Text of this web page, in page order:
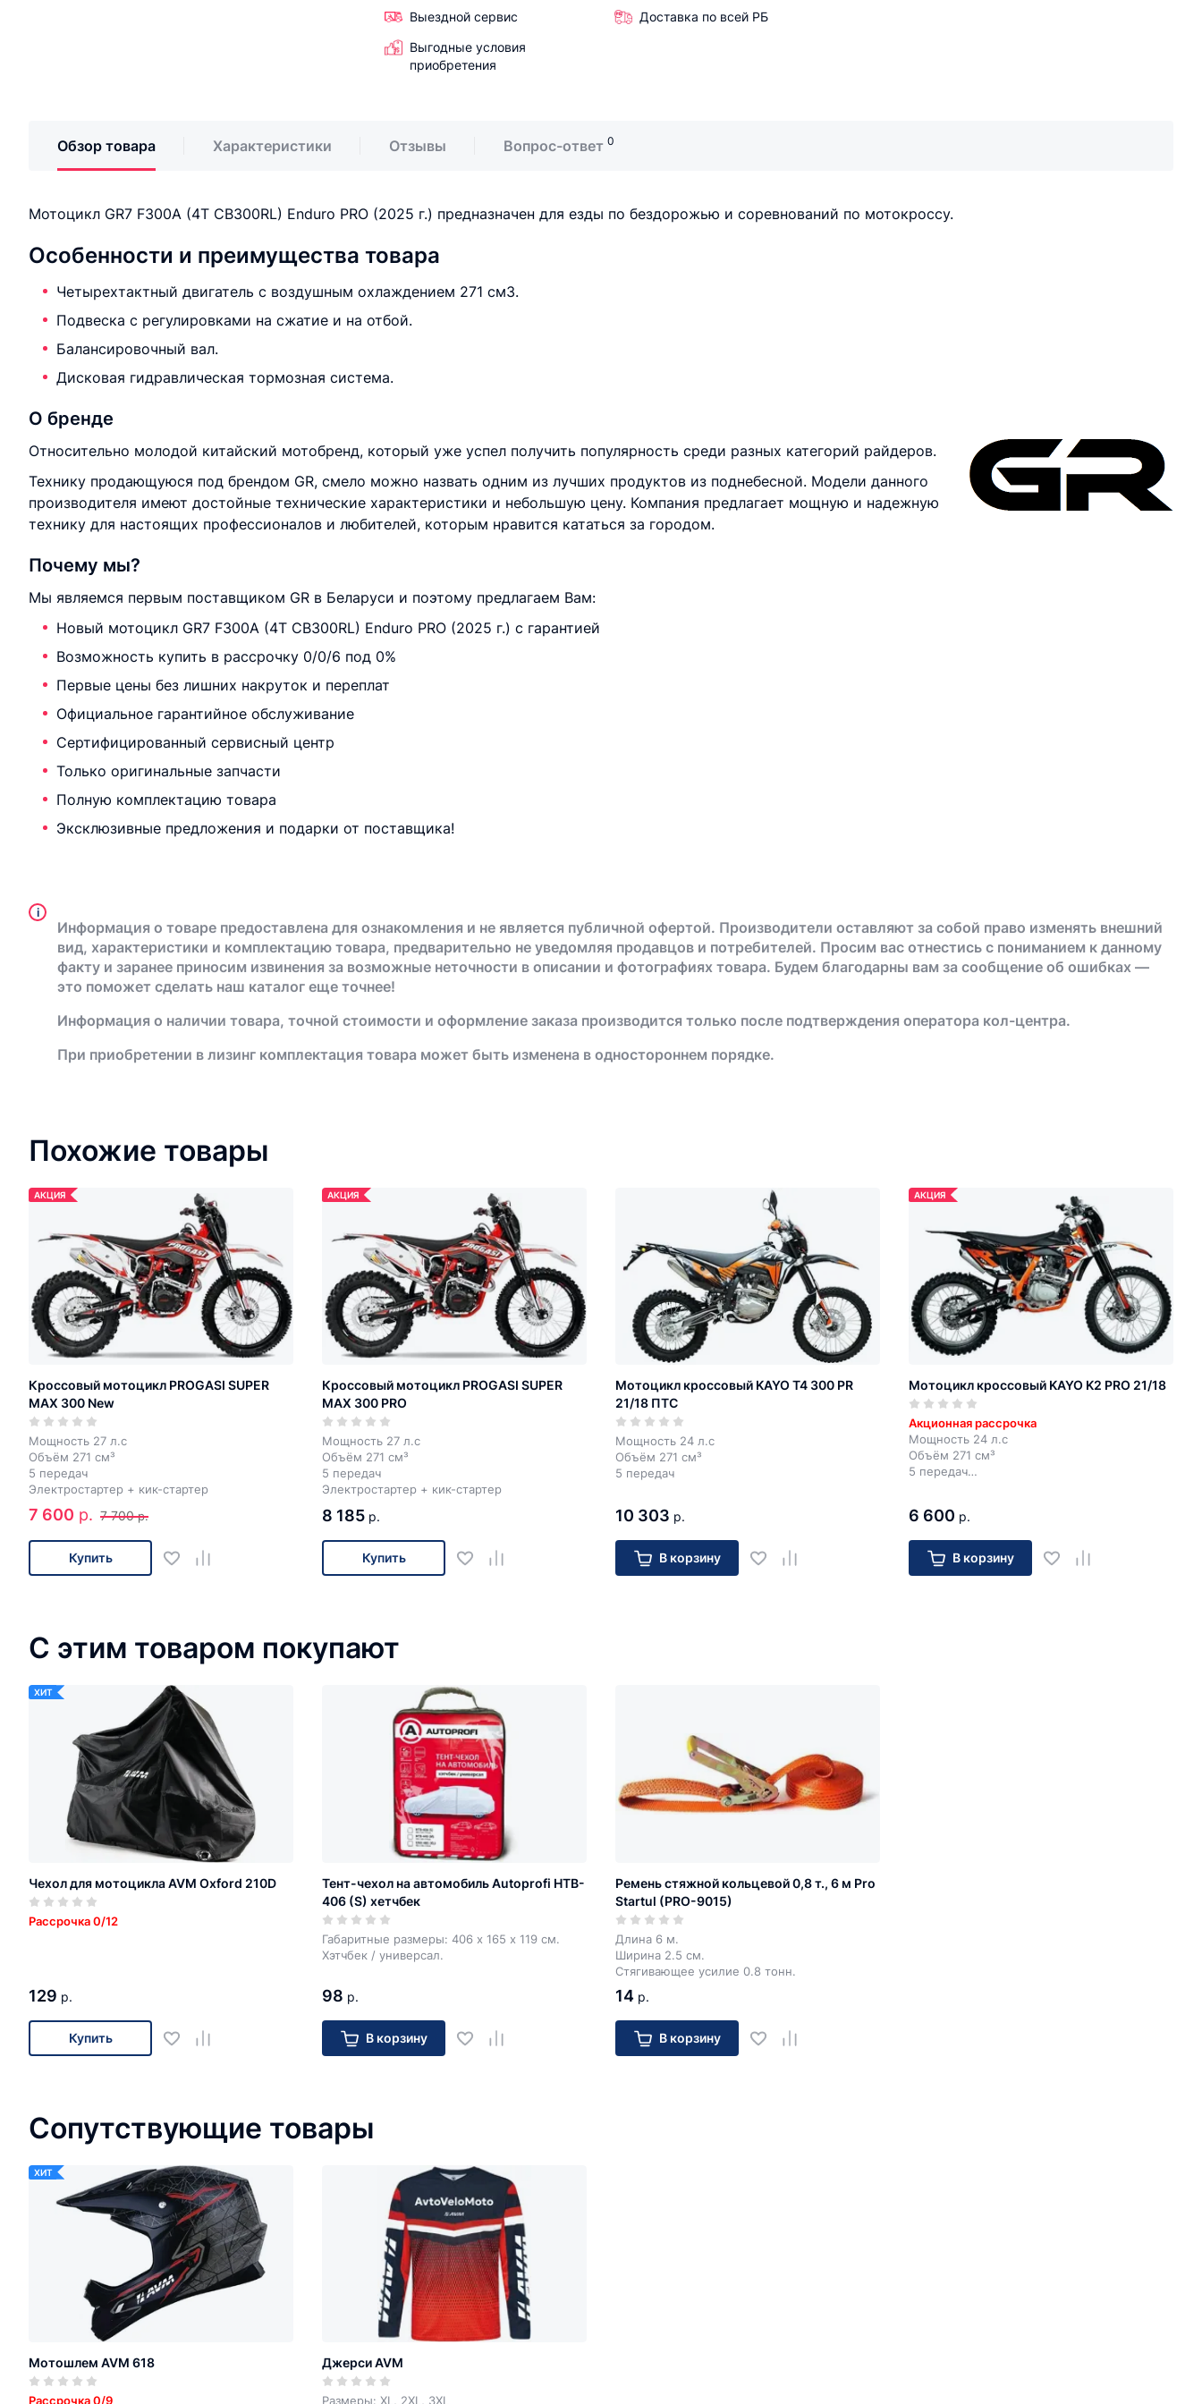
Выездной сервис
Доставка по всей РБ
Выгодные условия
приобретения
Обзор товара Характеристики Отзывы Вопрос-ответ 0
Мотоцикл GR7 F300A (4T CB300RL) Enduro PRO (2025 г.) предназначен для езды по бездорожью и соревнований по мотокроссу.
Особенности и преимущества товара
Четырехтактный двигатель с воздушным охлаждением 271 см3.
Подвеска с регулировками на сжатие и на отбой.
Балансировочный вал.
Дисковая гидравлическая тормозная система.
О бренде
Относительно молодой китайский мотобренд, который уже успел получить популярность среди разных категорий райдеров.
Технику продающуюся под брендом GR, смело можно назвать одним из лучших продуктов из поднебесной. Модели данного
производителя имеют достойные технические характеристики и небольшую цену. Компания предлагает мощную и надежную
технику для настоящих профессионалов и любителей, которым нравится кататься за городом.
Почему мы?
Мы являемся первым поставщиком GR в Беларуси и поэтому предлагаем Вам:
Новый мотоцикл GR7 F300A (4T CB300RL) Enduro PRO (2025 г.) с гарантией
Возможность купить в рассрочку 0/0/6 под 0%
Первые цены без лишних накруток и переплат
Официальное гарантийное обслуживание
Сертифицированный сервисный центр
Только оригинальные запчасти
Полную комплектацию товара
Эксклюзивные предложения и подарки от поставщика!
i
Информация о товаре предоставлена для ознакомления и не является публичной офертой. Производители оставляют за собой право изменять внешний
вид, характеристики и комплектацию товара, предварительно не уведомляя продавцов и потребителей. Просим вас отнестись с пониманием к данному
факту и заранее приносим извинения за возможные неточности в описании и фотографиях товара. Будем благодарны вам за сообщение об ошибках —
это поможет сделать наш каталог еще точнее!
Информация о наличии товара, точной стоимости и оформление заказа производится только после подтверждения оператора кол-центра.
При приобретении в лизинг комплектация товара может быть изменена в одностороннем порядке.
Похожие товары
АКЦИЯ
Кроссовый мотоцикл PROGASI SUPER
MAX 300 New
Мощность 27 л.с
Объём 271 см³
5 передач
Электростартер + кик-стартер
7 600 р. 7 700 р.
Купить
АКЦИЯ
Кроссовый мотоцикл PROGASI SUPER
MAX 300 PRO
Мощность 27 л.с
Объём 271 см³
5 передач
Электростартер + кик-стартер
8 185 р.
Купить
Мотоцикл кроссовый KAYO T4 300 PR
21/18 ПТС
Мощность 24 л.с
Объём 271 см³
5 передач
10 303 р.
В корзину
АКЦИЯ
Мотоцикл кроссовый KAYO K2 PRO 21/18
Акционная рассрочка
Мощность 24 л.с
Объём 271 см³
5 передач
6 600 р.
В корзину
С этим товаром покупают
ХИТ
Чехол для мотоцикла AVM Oxford 210D
Рассрочка 0/12
129 р.
Купить
Тент-чехол на автомобиль Autoprofi HTB-
406 (S) хетчбек
Габаритные размеры: 406 х 165 х 119 см.
Хэтчбек / универсал.
98 р.
В корзину
Ремень стяжной кольцевой 0,8 т., 6 м Pro
Startul (PRO-9015)
Длина 6 м.
Ширина 2.5 см.
Стягивающее усилие 0.8 тонн.
14 р.
В корзину
Сопутствующие товары
ХИТ
Мотошлем AVM 618
Рассрочка 0/9
Джерси AVM
Размеры: XL, 2XL, 3XL